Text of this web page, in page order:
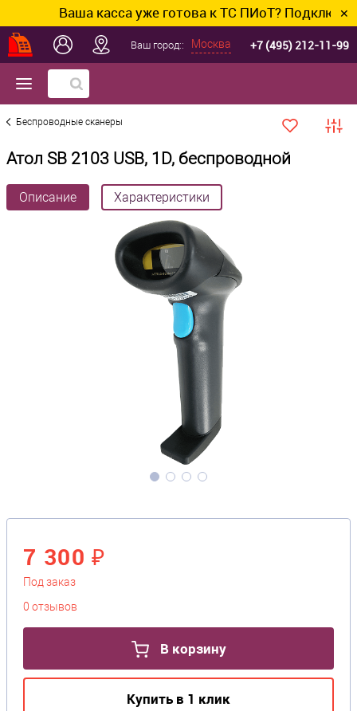
Ваша касса уже готова к ТС ПИоТ? Подключим и
✕
Ваш город:: Москва +7 (495) 212-11-99
Беспроводные сканеры
Атол SB 2103 USB, 1D, беспроводной
Описание Характеристики
7 300 ₽
Под заказ
0 отзывов
В корзину
Купить в 1 клик